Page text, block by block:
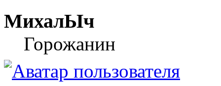
МихалЫч
Горожанин